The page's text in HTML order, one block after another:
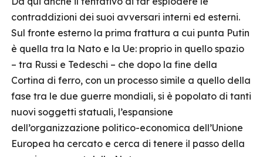
contraddizioni dei suoi avversari interni ed esterni.
Sul fronte esterno la prima frattura a cui punta Putin
è quella tra la Nato e la Ue: proprio in quello spazio
– tra Russi e Tedeschi – che dopo la fine della
Cortina di ferro, con un processo simile a quello della
fase tra le due guerre mondiali, si è popolato di tanti
nuovi soggetti statuali, l’espansione
dell’organizzazione politico-economica dell’Unione
Europea ha cercato e cerca di tenere il passo della